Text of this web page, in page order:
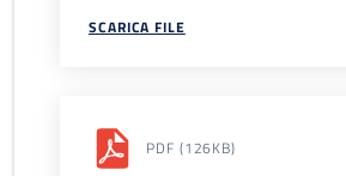
SCARICA FILE
PDF (126KB)